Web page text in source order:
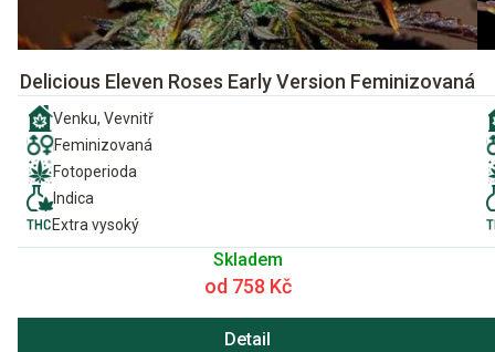
Delicious Eleven Roses Early Version Feminizovaná
Venku, Vevnitř
Feminizovaná
Fotoperioda
Indica
Extra vysoký
Skladem
od 758 Kč
Detail